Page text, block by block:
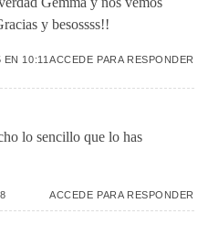
y besossss!!
EN 10:11ACCEDE PARA RESPONDER
lo sencillo que lo has
ACCEDE PARA RESPONDER